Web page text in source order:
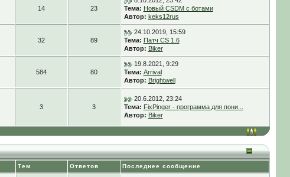
14 23
Тема: Новый CSDM с ботами
Автор: keks12rus
32 89
24.10.2019, 15:59
Тема: Патч CS 1.6
Автор: Biker
584 80
19.8.2021, 9:29
Тема: Arrival
Автор: Brightwell
3 3
20.6.2012, 23:24
Тема: FixPinger - программа для пони...
Автор: Biker
Тем Ответов Последнее сообщение